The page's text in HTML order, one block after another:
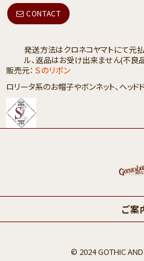
CONTACT
発送方法はクロネコヤマトにて元
ル、返品はお受け出来ません(不良
販売元： Ｓのリボン
ロリータ系のお帽子やボンネット、ヘッド
ご案
© 2024 GOTHIC